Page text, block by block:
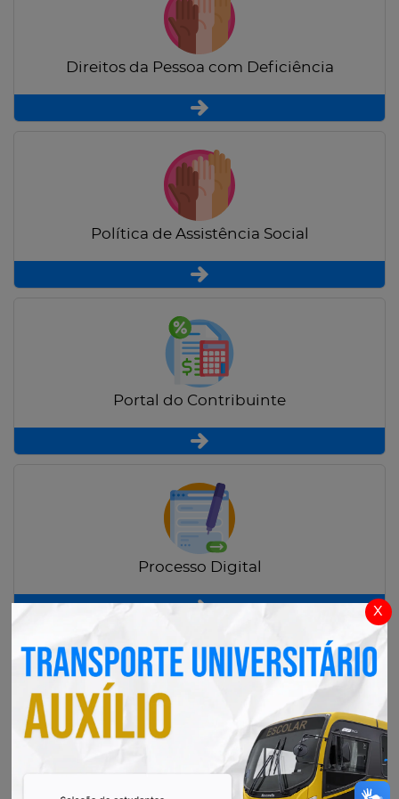
x
Direitos da Pessoa com Deficiência
Política de Assistência Social
Portal do Contribuinte
Processo Digital
Radar Transparência Pública